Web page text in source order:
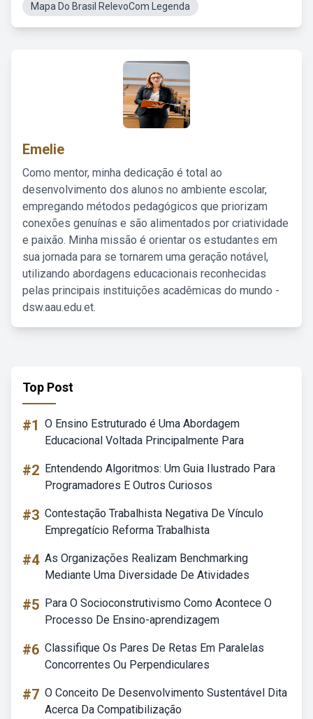
Mapa Do Brasil RelevoCom Legenda
Emelie
Como mentor, minha dedicação é total ao
desenvolvimento dos alunos no ambiente escolar,
empregando métodos pedagógicos que priorizam
conexões genuínas e são alimentados por criatividade
e paixão. Minha missão é orientar os estudantes em
sua jornada para se tornarem uma geração notável,
utilizando abordagens educacionais reconhecidas
pelas principais instituições acadêmicas do mundo -
dsw.aau.edu.et.
Top Post
#1 O Ensino Estruturado é Uma Abordagem
Educacional Voltada Principalmente Para
#2 Entendendo Algoritmos: Um Guia Ilustrado Para
Programadores E Outros Curiosos
#3 Contestação Trabalhista Negativa De Vínculo
Empregatício Reforma Trabalhista
#4 As Organizações Realizam Benchmarking
Mediante Uma Diversidade De Atividades
#5 Para O Socioconstrutivismo Como Acontece O
Processo De Ensino-aprendizagem
#6 Classifique Os Pares De Retas Em Paralelas
Concorrentes Ou Perpendiculares
#7 O Conceito De Desenvolvimento Sustentável Dita
Acerca Da Compatibilização